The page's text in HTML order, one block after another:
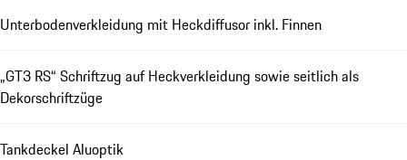
Unterbodenverkleidung mit Heckdiffusor inkl. Finnen
„GT3 RS“ Schriftzug auf Heckverkleidung sowie seitlich als
Dekorschriftzüge
Tankdeckel Aluoptik